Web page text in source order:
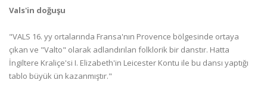
Vals'in doğuşu
"VALS 16. yy ortalarında Fransa'nın Provence bölgesinde ortaya
çıkan ve "Valto" olarak adlandırılan folklorik bir danstır. Hatta
İngiltere Kraliçe'si I. Elizabeth'in Leicester Kontu ile bu dansı yaptığı
tablo büyük ün kazanmıştır."